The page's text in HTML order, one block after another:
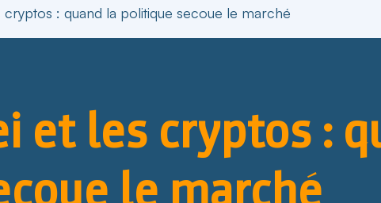
cryptos : quand la politique secoue le marché
et les cryptos :
le marché